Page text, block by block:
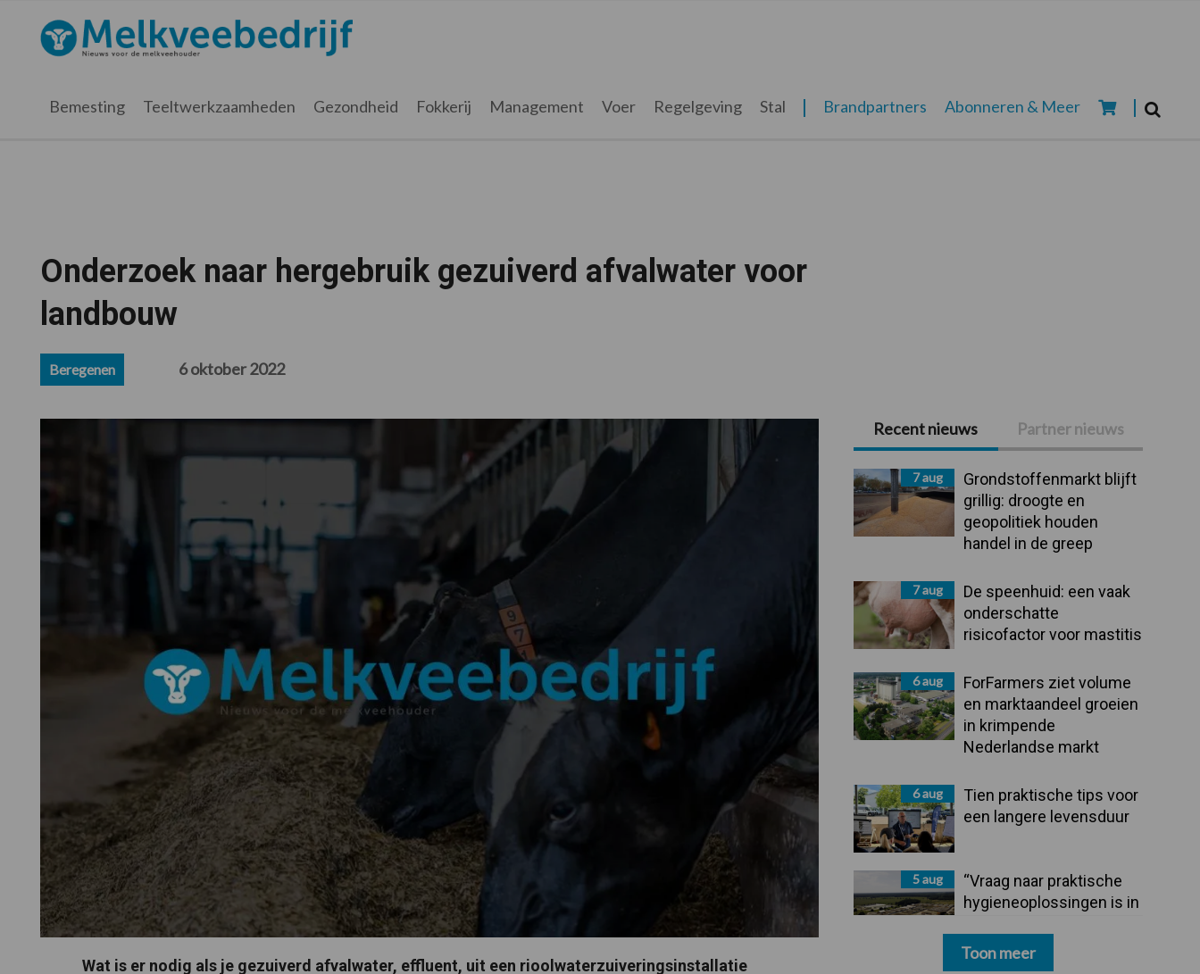
hoofdnavigatie
hoofd
eerste
voettekst
Melkveebedrijf.nl
Bemesting Teeltwerkzaamheden Gezondheid Fokkerij Management Voer Regelgeving Stal Brandpartners Abonneren & Meer
Onderzoek naar hergebruik gezuiverd afvalwater voor
landbouw
Beregenen 6 oktober 2022
Wat is er nodig als je gezuiverd afvalwater, effluent, uit een rioolwaterzuiveringsinstallatie
Primaire
Sidebar
Recent nieuws Partner nieuws
7 aug
Grondstoffenmarkt blijft
grillig: droogte en
geopolitiek houden
handel in de greep
7 aug
De speenhuid: een vaak
onderschatte
risicofactor voor mastitis
6 aug
ForFarmers ziet volume
en marktaandeel groeien
in krimpende
Nederlandse markt
6 aug
Tien praktische tips voor
een langere levensduur
5 aug
“Vraag naar praktische
hygieneoplossingen is in
Toon meer